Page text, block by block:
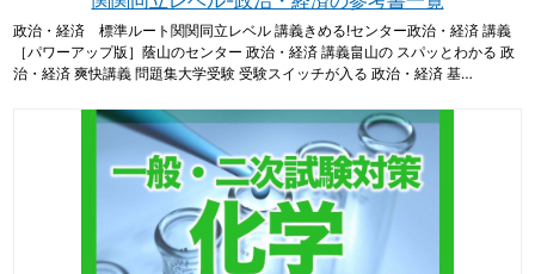
政治・経済 標準ルート関関同立レベル 講義きめる!センター政治・経済 講義
［パワーアップ版］蔭山のセンター 政治・経済 講義畠山の スパッとわかる 政
治・経済 爽快講義 問題集大学受験 受験スイッチが入る 政治・経済 基…